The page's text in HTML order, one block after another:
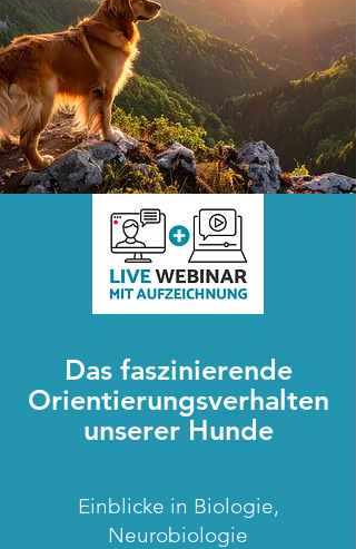
Das faszinierende
Orientierungsverhalten
unserer Hunde
Einblicke in Biologie,
Neurobiologie